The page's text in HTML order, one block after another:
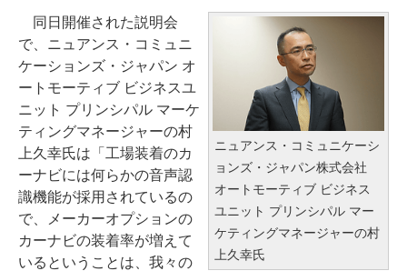
ニュアンス・コミュニケーシ
ョンズ・ジャパン株式会社
オートモーティブ ビジネス
ユニット プリンシパル マー
ケティングマネージャーの村
上久幸氏
同日開催された説明会
で、ニュアンス・コミュニ
ケーションズ・ジャパン オ
ートモーティブ ビジネスユ
ニット プリンシパル マーケ
ティングマネージャーの村
上久幸氏は「工場装着のカ
ーナビには何らかの音声認
識機能が採用されているの
で、メーカーオプションの
カーナビの装着率が増えて
いるということは、我々の